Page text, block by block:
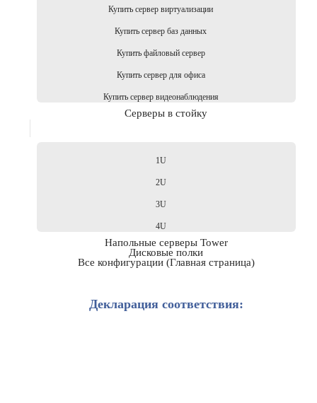
Купить сервер виртуализации
Купить сервер баз данных
Купить файловый сервер
Купить сервер для офиса
Купить сервер видеонаблюдения
Серверы в стойку
1U
2U
3U
4U
Напольные серверы Tower
Дисковые полки
Все конфигурации (Главная страница)
Декларация соответствия: